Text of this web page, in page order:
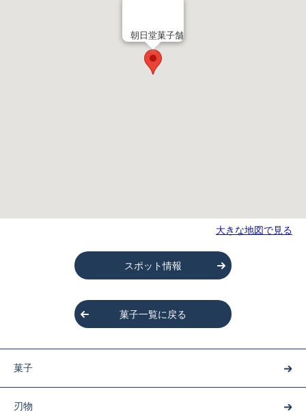
朝日堂菓子舗
大きな地図で見る
スポット情報
菓子一覧に戻る
菓子
刃物